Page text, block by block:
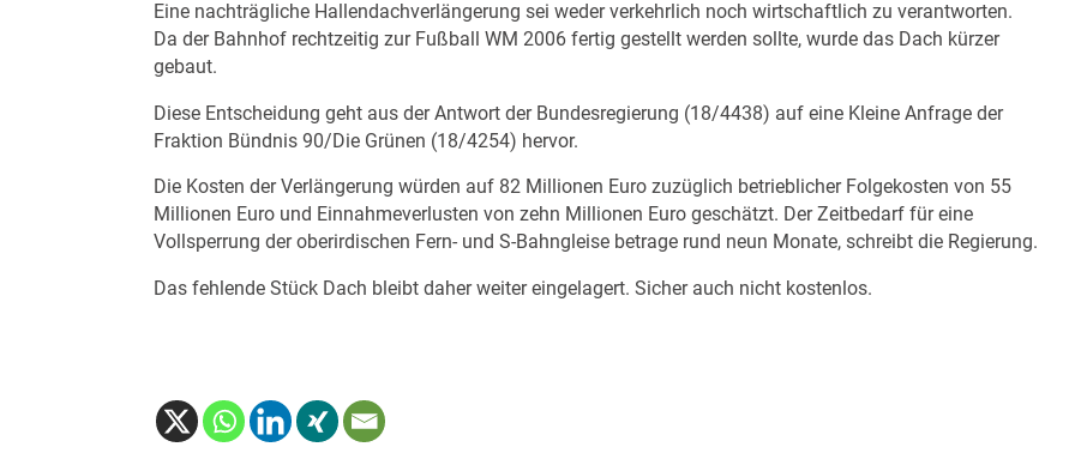
Eine nachträgliche Hallendachverlängerung sei weder verkehrlich noch wirtschaftlich zu verantworten.
Da der Bahnhof rechtzeitig zur Fußball WM 2006 fertig gestellt werden sollte, wurde das Dach kürzer
gebaut.
Diese Entscheidung geht aus der Antwort der Bundesregierung (18/4438) auf eine Kleine Anfrage der
Fraktion Bündnis 90/Die Grünen (18/4254) hervor.
Die Kosten der Verlängerung würden auf 82 Millionen Euro zuzüglich betrieblicher Folgekosten von 55
Millionen Euro und Einnahmeverlusten von zehn Millionen Euro geschätzt. Der Zeitbedarf für eine
Vollsperrung der oberirdischen Fern- und S-Bahngleise betrage rund neun Monate, schreibt die Regierung.
Das fehlende Stück Dach bleibt daher weiter eingelagert. Sicher auch nicht kostenlos.